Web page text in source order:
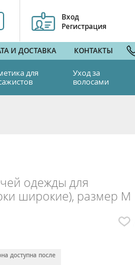
Вход
Регистрация
И ДОСТАВКА КОНТАКТЫ
для
Уход за
волосами
одежды для
широкие), размер M
доступна после